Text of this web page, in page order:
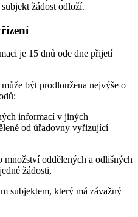
žádost odloží.
je 15 dnů ode dne přijetí
být prodloužena nejvýše o
informací v jiných
od úřadovny vyřizující
množství oddělených a odlišných
žádosti,
subjektem, který má závažný